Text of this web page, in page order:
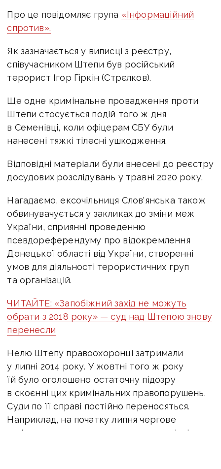
Про це повідомляє група «Інформаційний
спротив».
Як зазначається у виписці з реєстру,
співучасником Штепи був російський
терорист Ігор Гіркін (Стрєлков).
Ще одне кримінальне провадження проти
Штепи стосується подій того ж дня
в Семенівці, коли офіцерам СБУ були
нанесені тяжкі тілесні ушкодження.
Відповідні матеріали були внесені до реєстру
досудових розслідувань у травні 2020 року.
Нагадаємо, ексочільниця Слов'янська також
обвинувачується у закликах до зміни меж
України, сприянні проведенню
псевдореферендуму про відокремлення
Донецької області від України, створенні
умов для діяльності терористичних груп
та організацій.
ЧИТАЙТЕ: «Запобіжний захід не можуть
обрати з 2018 року» — суд над Штепою знову
перенесли
Нелю Штепу правоохоронці затримали
у липні 2014 року. У жовтні того ж року
їй було оголошено остаточну підозру
в скоєнні цих кримінальних правопорушень.
Суди по її справі постійно переносяться.
Наприклад, на початку липня чергове
засідання перенесли через неявку свідків.